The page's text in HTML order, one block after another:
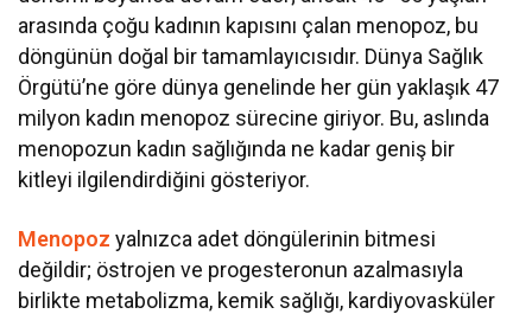
arasında çoğu kadının kapısını çalan menopoz, bu
döngünün doğal bir tamamlayıcısıdır. Dünya Sağlık
Örgütü’ne göre dünya genelinde her gün yaklaşık 47
milyon kadın menopoz sürecine giriyor. Bu, aslında
menopozun kadın sağlığında ne kadar geniş bir
kitleyi ilgilendirdiğini gösteriyor.
Menopoz yalnızca adet döngülerinin bitmesi
değildir; östrojen ve progesteronun azalmasıyla
birlikte metabolizma, kemik sağlığı, kardiyovasküler